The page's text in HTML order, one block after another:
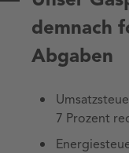
demnach
Abgaben
7 Prozent